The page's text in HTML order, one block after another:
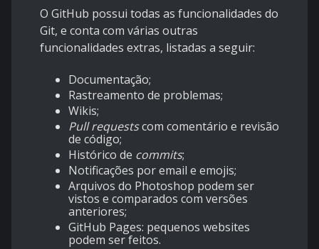
O GitHub possui todas as funcionalidades do
Git, e conta com várias outras
funcionalidades extras, listadas a seguir:
Documentação;
Rastreamento de problemas;
Wikis;
Pull requestscom comentário e revisão
de código;
Histórico de commits;
Notificações por email e emojis;
Arquivos do Photoshop podem ser
vistos e comparados com versões
anteriores;
GitHub Pages: pequenos websites
podem ser feitos.